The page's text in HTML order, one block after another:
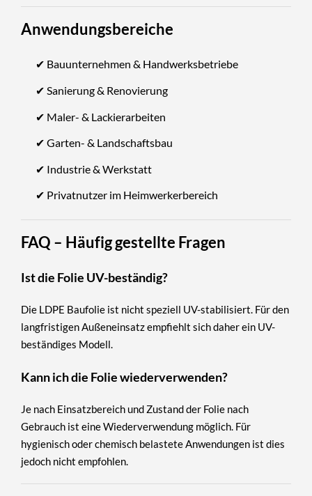
Anwendungsbereiche
✔ Bauunternehmen & Handwerksbetriebe
✔ Sanierung & Renovierung
✔ Maler- & Lackierarbeiten
✔ Garten- & Landschaftsbau
✔ Industrie & Werkstatt
✔ Privatnutzer im Heimwerkerbereich
FAQ – Häufig gestellte Fragen
Ist die Folie UV-beständig?
Die LDPE Baufolie ist nicht speziell UV-stabilisiert. Für den
langfristigen Außeneinsatz empfiehlt sich daher ein UV-
beständiges Modell.
Kann ich die Folie wiederverwenden?
Je nach Einsatzbereich und Zustand der Folie nach
Gebrauch ist eine Wiederverwendung möglich. Für
hygienisch oder chemisch belastete Anwendungen ist dies
jedoch nicht empfohlen.